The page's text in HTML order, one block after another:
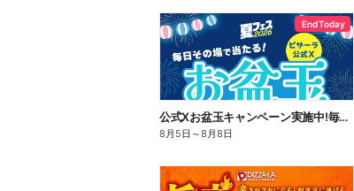
End Today
公式Xお盆玉キャンペーン実施中!毎日その場で2,500円分のネットクーポンがあたる!
8月5日 ～8月8日